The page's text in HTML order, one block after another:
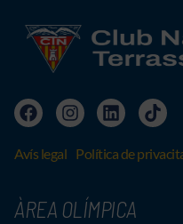
Avís legal Política de
ÀREA OLÍMPICA